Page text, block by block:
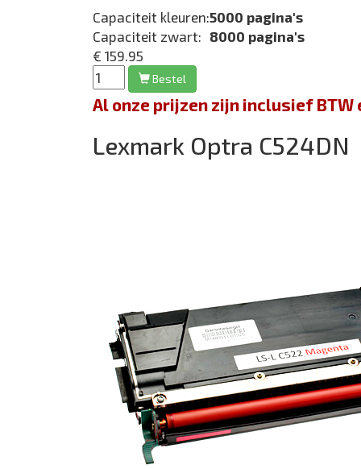
Capaciteit kleuren:5000 pagina's
Capaciteit zwart: 8000 pagina's
€ 159.95
Bestel
Al onze prijzen zijn inclusief
Lexmark Optra C524DN